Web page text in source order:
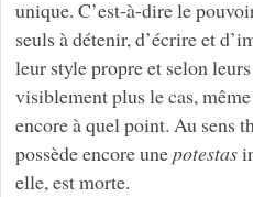
unique. C’est-à-dire le
seuls à détenir, d’écrire et
leur style propre et selon
visiblement plus le cas,
encore à quel point. Au sens
possède encore unepotestas
elle, est morte.